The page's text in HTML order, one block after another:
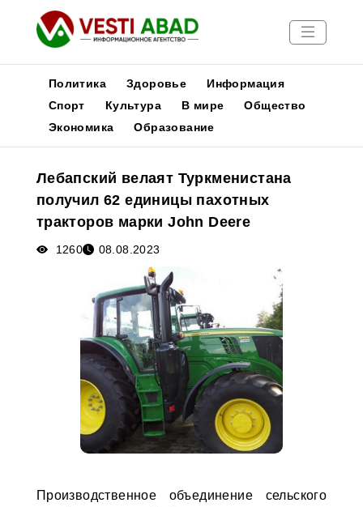
Новости
Медиа
Афиша
Политика Здоровье
Информация
Спорт
Культура В мире
Общество
Экономика
Образование
Лебапский велаят Туркменистана
получил 62 единицы пахотных
тракторов марки John Deere
1260 08.08.2023
Производственное объединение сельского